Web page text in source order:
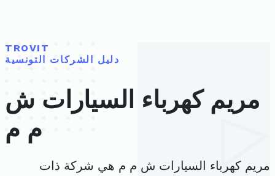
TROVIT
دليل الشركات التونسية
مريم كهرباء السيارات ش
م م
مريم كهرباء السيارات ش م م هي شركة ذات